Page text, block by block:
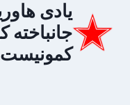
محتوا
یادی
کمونیست